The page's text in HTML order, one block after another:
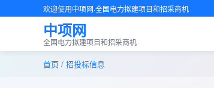
欢迎使用中项网·全国电力拟建项目和招采商机
中项网
全国电力拟建项目和招采商机
首页 / 招投标信息